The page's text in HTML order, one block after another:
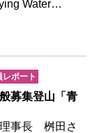
Water
、大野市民や事
り、東ティモ
状を知り、
レポート
募集登山「青
事長 桝田さ